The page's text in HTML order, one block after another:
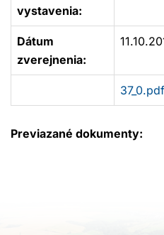
vystavenia:
Dátum
zverejnenia:
37_0.pdf
Previazané dokumenty: